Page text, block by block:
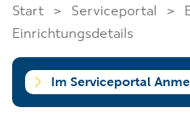
Dienstleistungen A-Z
Solingen.de
Start Serviceportal
Einrichtungsdetails
Im Serviceportal